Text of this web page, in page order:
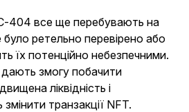
404 все ще перебувають на
було ретельно перевірено або
їх потенційно небезпечними.
змогу побачити
ліквідність і
транзакції NFT.